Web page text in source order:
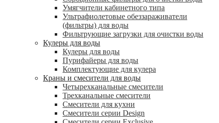
Умягчители кабинетного типа
Ультрафиолетовые обеззараживатели
(фильтры) для воды
Фильтрующие загрузки для очистки воды
Кулеры для воды
Кулеры для воды
Пурифайеры для воды
Комплектующие для кулера
Краны и смесители для воды
Четырехканальные смесители
Трехканальные смесители
Смесители для кухни
Смесители серии Design